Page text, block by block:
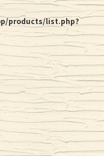
products/list.php?